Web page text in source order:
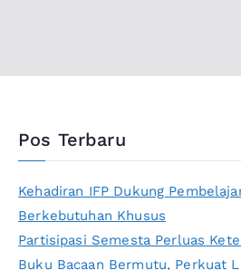
Pos Terbaru
Kehadiran IFP Dukung
Berkebutuhan Khusus
Partisipasi Semesta Perluas
Buku Bacaan Bermutu, Perkuat